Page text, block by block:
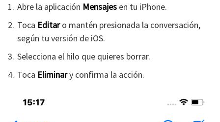
Abre la aplicación Mensajesen tu iPhone.
Toca Editaro mantén presionada la conversación,
según tu versión de iOS.
Selecciona el hilo que quieres borrar.
Toca Eliminary confirma la acción.